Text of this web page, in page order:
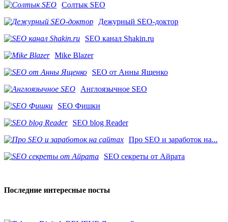
Солтык SEO
Дежурный SEO-доктор
SEO канал Shakin.ru
Mike Blazer
SEO от Анны Ященко
Англоязычное SEO
SEO Фишки
SEO blog Reader
Про SEO и заработок на...
SEO секреты от Айрата
Последние интересные посты